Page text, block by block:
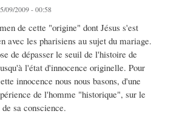
09/2009 - 00:58
de cette "origine" dont Jésus s'est
avec les pharisiens au sujet du mariage.
de dépasser le seuil de l'histoire de
l'état d'innocence originelle. Pour
innocence nous nous basons, d'une
de l'homme "historique", sur le
sa conscience.